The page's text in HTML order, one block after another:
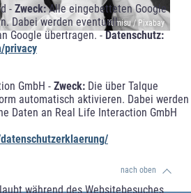
- Zweck:Alle eingebetteten Google
Dabei werden eventuell
Google übertragen. - Datenschutz:
privacy
GmbH - Zweck: Die über Talque
automatisch aktivieren. Dabei werden
Daten an Real Life Interaction GmbH
während des Websitebesuches
© Tumisu / Pixabay
nach oben